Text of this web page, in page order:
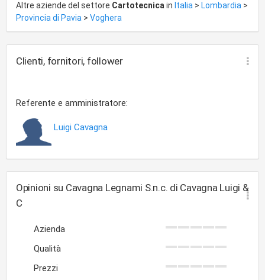
Altre aziende del settore Cartotecnica in Italia > Lombardia >
Provincia di Pavia > Voghera
Clienti, fornitori, follower
Referente e amministratore:
Luigi Cavagna
Opinioni su Cavagna Legnami S.n.c. di Cavagna Luigi &
C
Azienda
Qualità
Prezzi